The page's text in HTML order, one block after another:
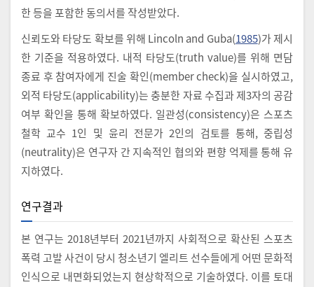
한 등을 포함한 동의서를 작성받았다.
신뢰도와 타당도 확보를 위해 Lincoln and Guba(1985)가 제시
한 기준을 적용하였다. 내적 타당도(truth value)를 위해 면담
종료 후 참여자에게 진술 확인(member check)을 실시하였고,
외적 타당도(applicability)는 충분한 자료 수집과 제3자의 공감
여부 확인을 통해 확보하였다. 일관성(consistency)은 스포츠
철학 교수 1인 및 윤리 전문가 2인의 검토를 통해, 중립성
(neutrality)은 연구자 간 지속적인 협의와 편향 억제를 통해 유
지하였다.
연구결과
본 연구는 2018년부터 2021년까지 사회적으로 확산된 스포츠
폭력 고발 사건이 당시 청소년기 엘리트 선수들에게 어떤 문화적
인식으로 내면화되었는지 현상학적으로 기술하였다. 이를 토대